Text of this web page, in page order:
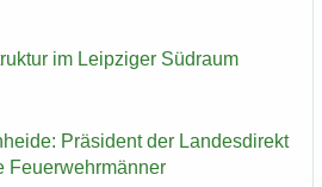
im Leip­zi­ger Süd­raum
Prä­si­dent der Lan­des­di­rek­t
Feu­er­wehr­män­ner